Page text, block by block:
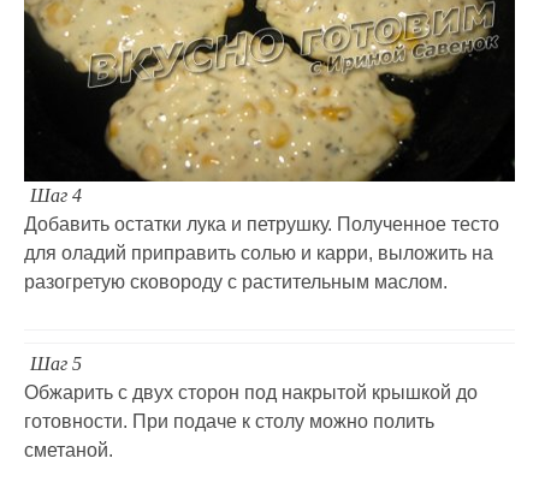
Шаг 4
Добавить остатки лука и петрушку. Полученное тесто
для оладий приправить солью и карри, выложить на
разогретую сковороду с растительным маслом.
Шаг 5
Обжарить с двух сторон под накрытой крышкой до
готовности. При подаче к столу можно полить
сметаной.